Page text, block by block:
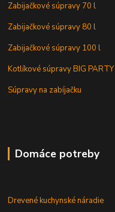
Zabijačkové súpravy 70 l
Zabijačkové súpravy 80 l
Zabijačkové súpravy 100 l
Kotlíkové súpravy BIG PARTY
Súpravy na zabíjačku
Domáce potreby
Drevené kuchynské náradie